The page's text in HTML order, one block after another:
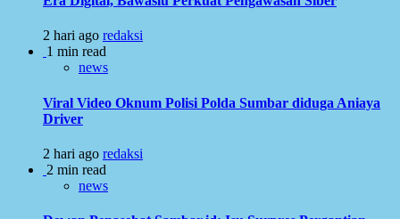
2 hari ago redaksi
1 min read
news
Viral Video Oknum Polisi Polda Sumbar diduga Aniaya
Driver
2 hari ago redaksi
2 min read
news